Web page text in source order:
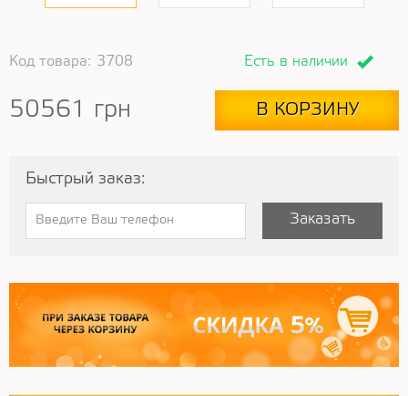
Код товара: 3708 Есть в наличии
50561 грн В КОРЗИНУ
Быстрый заказ:
Заказать